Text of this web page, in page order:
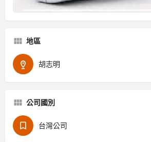
地區
胡志明
公司國別
台灣公司